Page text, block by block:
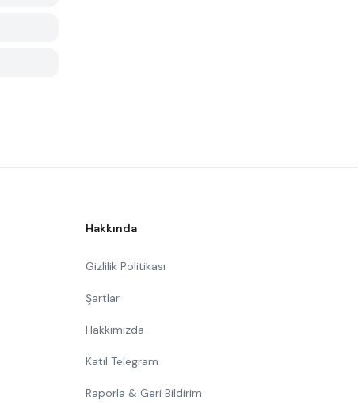
Hakkında
Gizlilik Politikası
Şartlar
Hakkımızda
Katıl Telegram
Raporla & Geri Bildirim